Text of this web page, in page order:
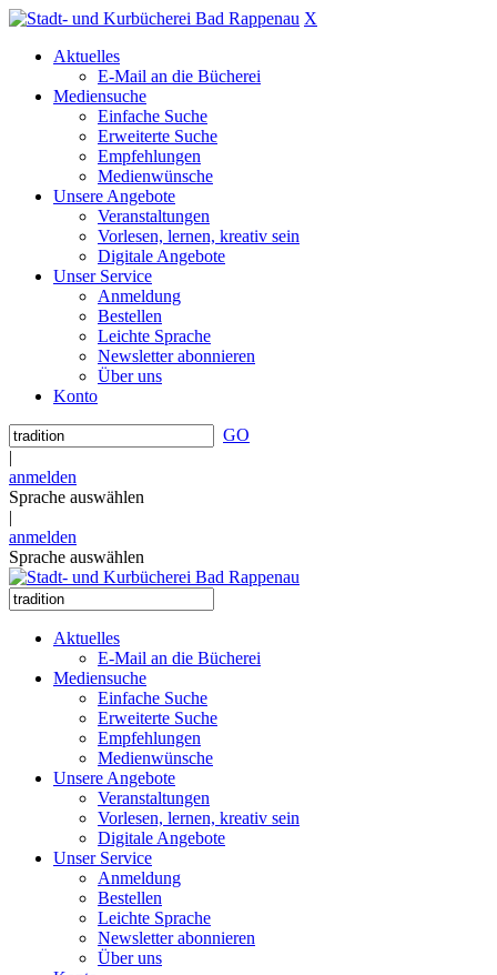
X
Aktuelles
E-Mail an die Bücherei
Mediensuche
Einfache Suche
Erweiterte Suche
Empfehlungen
Medienwünsche
Unsere Angebote
Veranstaltungen
Vorlesen, lernen, kreativ sein
Digitale Angebote
Unser Service
Anmeldung
Bestellen
Leichte Sprache
Newsletter abonnieren
Über uns
Konto
GO
|
anmelden
Sprache auswählen
|
anmelden
Sprache auswählen
Aktuelles
E-Mail an die Bücherei
Mediensuche
Einfache Suche
Erweiterte Suche
Empfehlungen
Medienwünsche
Unsere Angebote
Veranstaltungen
Vorlesen, lernen, kreativ sein
Digitale Angebote
Unser Service
Anmeldung
Bestellen
Leichte Sprache
Newsletter abonnieren
Über uns